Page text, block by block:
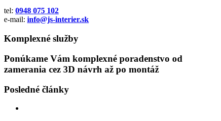
tel: 0948 075 102
e-mail: info@js-interier.sk
Komplexné služby
Ponúkame Vám komplexné poradenstvo od
zamerania cez 3D návrh až po montáž
Posledné články